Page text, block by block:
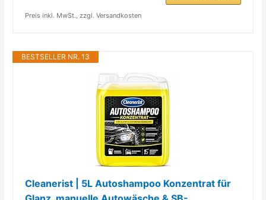
Preis inkl. MwSt., zzgl. Versandkosten
BESTSELLER NR. 13
Cleanerist | 5L Autoshampoo Konzentrat für